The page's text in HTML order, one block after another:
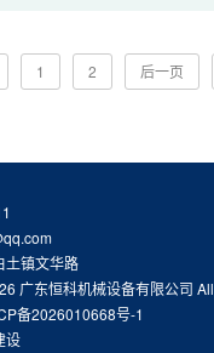
1 2 后一页
土镇文华路
广东恒科机械设备有限公司 All
备2026010668号-1
设